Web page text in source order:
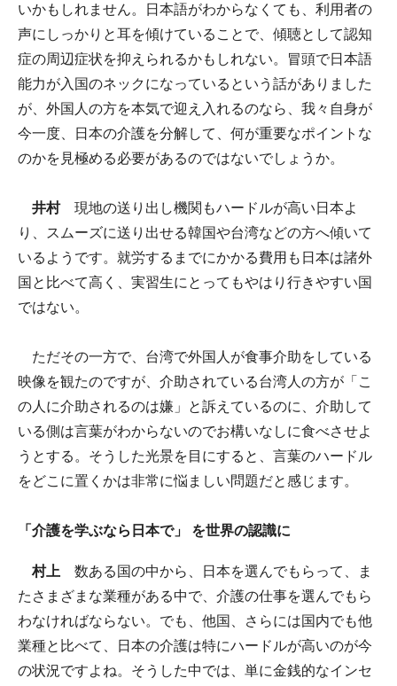
いかもしれません。日本語がわからなくても、利用者の
声にしっかりと耳を傾けていることで、傾聴として認知
症の周辺症状を抑えられるかもしれない。冒頭で日本語
能力が入国のネックになっているという話がありました
が、外国人の方を本気で迎え入れるのなら、我々自身が
今一度、日本の介護を分解して、何が重要なポイントな
のかを見極める必要があるのではないでしょうか。
井村現地の送り出し機関もハードルが高い日本よ
り、スムーズに送り出せる韓国や台湾などの方へ傾いて
いるようです。就労するまでにかかる費用も日本は諸外
国と比べて高く、実習生にとってもやはり行きやすい国
ではない。
ただその一方で、台湾で外国人が食事介助をしている
映像を観たのですが、介助されている台湾人の方が「こ
の人に介助されるのは嫌」と訴えているのに、介助して
いる側は言葉がわからないのでお構いなしに食べさせよ
うとする。そうした光景を目にすると、言葉のハードル
をどこに置くかは非常に悩ましい問題だと感じます。
「介護を学ぶなら日本で」 を世界の認識に
村上 数ある国の中から、日本を選んでもらって、ま
たさまざまな業種がある中で、介護の仕事を選んでもら
わなければならない。でも、他国、さらには国内でも他
業種と比べて、日本の介護は特にハードルが高いのが今
の状況ですよね。そうした中では、単に金銭的なインセ